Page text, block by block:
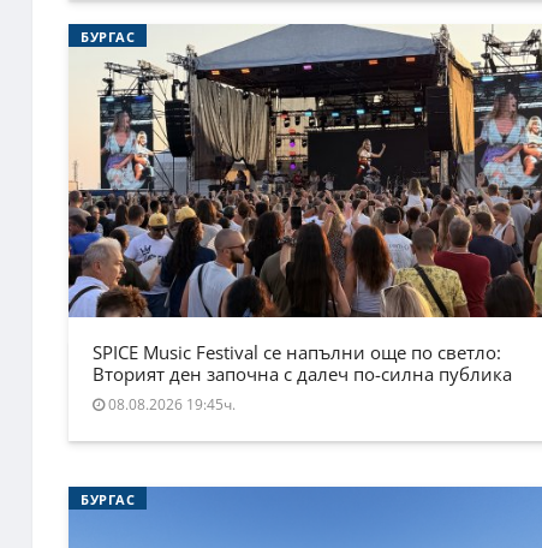
БУРГАС
SPICE Music Festival се напълни още по светло:
Вторият ден започна с далеч по-силна публика
08.08.2026 19:45ч.
БУРГАС